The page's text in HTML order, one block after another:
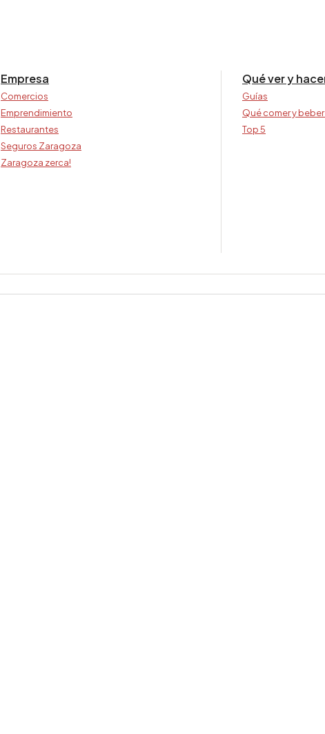
Empresa
Comercios
Emprendimiento
Restaurantes
Seguros Zaragoza
Zaragoza zerca!
Qué ver y
Guías
Qué comer y
Top 5